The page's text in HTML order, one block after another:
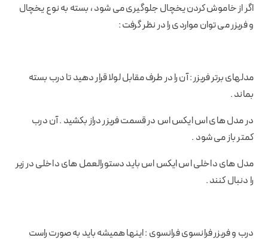
اگر از خاموش کردن یخچال جلوگیری می شود ، بسته به نوع یخچال
و فریزر می توان مواردی را در نظر گرفت :
مدلهای برتر فریزر : آن را در طرف مقابل لولا قرار دهید تا درب بسته
بماند .
در مدل های اس ایکس اس در قسمت فریزر دراز بکشید . آن درب
کمتر باز می شود .
مدل های داخلی اس ایکس اس باید دستورالعمل های داخلی در زیر
را دنبال کنند .
درب و فریزر فرانسوی فرانسوی : اینها همیشه باید به صورت راست